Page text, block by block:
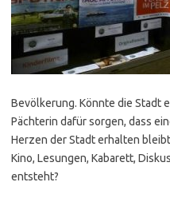
Bevölkerung. Könnte die Stadt
Pächterin dafür sorgen, dass
Herzen der Stadt erhalten
Kino, Lesungen, Kabarett,
entsteht?